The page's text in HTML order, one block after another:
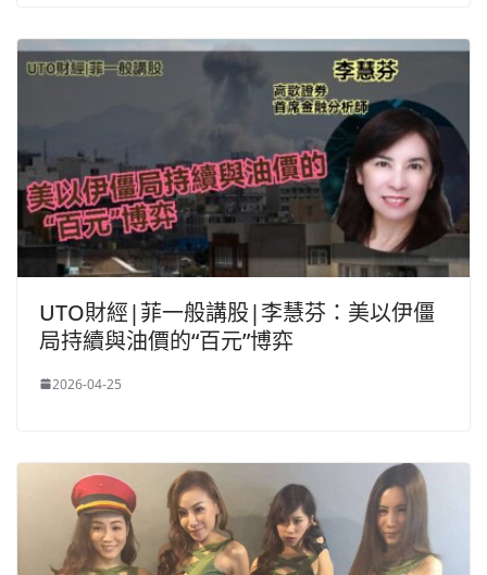
UTO財經|菲一般講股|李慧芬：美以伊僵
局持續與油價的“百元”博弈
2026-04-25